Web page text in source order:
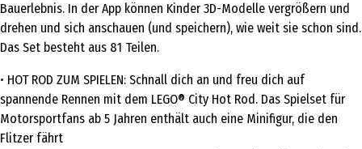
Bauerlebnis. In der App können Kinder 3D-Modelle vergrößern und
drehen und sich anschauen (und speichern), wie weit sie schon sind.
Das Set besteht aus 81 Teilen.
• HOT ROD ZUM SPIELEN: Schnall dich an und freu dich auf
spannende Rennen mit dem LEGO® City Hot Rod. Das Spielset für
Motorsportfans ab 5 Jahren enthält auch eine Minifigur, die den
Flitzer fährt